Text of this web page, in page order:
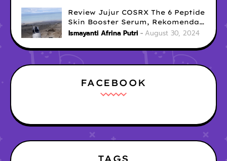
Review Jujur COSRX The 6 Peptide
Skin Booster Serum, Rekomendasi
Serum Penghilang Bekas Jerawat
Ismayanti Afrina Putri August 30, 2024
FACEBOOK